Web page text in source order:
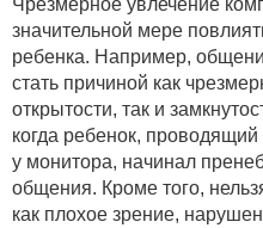
значительной мере
ребенка. Например,
стать причиной как
открытости, так и
когда ребенок,
у монитора, начинал
общения. Кроме того,
как плохое зрение,